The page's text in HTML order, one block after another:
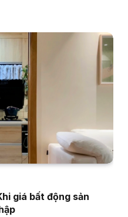
giá bất động sản